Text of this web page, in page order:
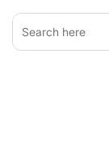
Buscar: